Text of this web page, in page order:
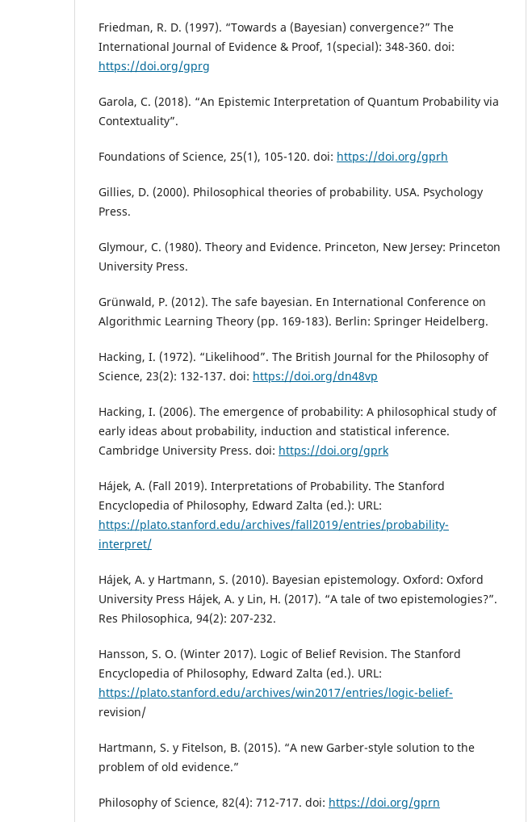
Friedman, R. D. (1997). “Towards a (Bayesian) convergence?” The
International Journal of Evidence & Proof, 1(special): 348-360. doi:
https://doi.org/gprg
Garola, C. (2018). “An Epistemic Interpretation of Quantum Probability via
Contextuality”.
Foundations of Science, 25(1), 105-120. doi: https://doi.org/gprh
Gillies, D. (2000). Philosophical theories of probability. USA. Psychology
Press.
Glymour, C. (1980). Theory and Evidence. Princeton, New Jersey: Princeton
University Press.
Grünwald, P. (2012). The safe bayesian. En International Conference on
Algorithmic Learning Theory (pp. 169-183). Berlin: Springer Heidelberg.
Hacking, I. (1972). “Likelihood”. The British Journal for the Philosophy of
Science, 23(2): 132-137. doi: https://doi.org/dn48vp
Hacking, I. (2006). The emergence of probability: A philosophical study of
early ideas about probability, induction and statistical inference.
Cambridge University Press. doi: https://doi.org/gprk
Hájek, A. (Fall 2019). Interpretations of Probability. The Stanford
Encyclopedia of Philosophy, Edward Zalta (ed.): URL:
https://plato.stanford.edu/archives/fall2019/entries/probability-
interpret/
Hájek, A. y Hartmann, S. (2010). Bayesian epistemology. Oxford: Oxford
University Press Hájek, A. y Lin, H. (2017). “A tale of two epistemologies?”.
Res Philosophica, 94(2): 207-232.
Hansson, S. O. (Winter 2017). Logic of Belief Revision. The Stanford
Encyclopedia of Philosophy, Edward Zalta (ed.). URL:
https://plato.stanford.edu/archives/win2017/entries/logic-belief-
revision/
Hartmann, S. y Fitelson, B. (2015). “A new Garber-style solution to the
problem of old evidence.”
Philosophy of Science, 82(4): 712-717. doi: https://doi.org/gprn